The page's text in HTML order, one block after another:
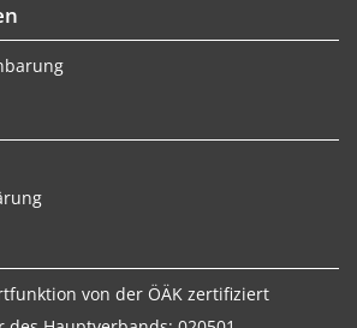
von der ÖÄK zertifiziert